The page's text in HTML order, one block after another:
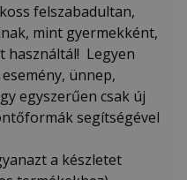
felszabadultan,
mint gyermekként,
használtál! Legyen
ünnep,
egyszerűen csak új
segítségével
a készletet